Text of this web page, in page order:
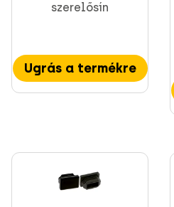
szerelősín
Ugrás a termékre